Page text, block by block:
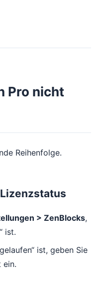
Pro nicht
Reihenfolge.
> ZenBlocks,
ist.
ist, geben Sie
ein.